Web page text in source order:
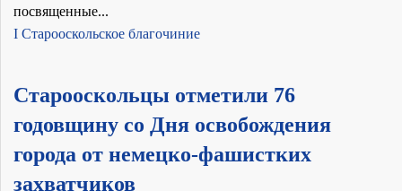
посвященные...
I Старооскольское благочиние
Старооскольцы отметили 76
годовщину со Дня освобождения
города от немецко-фашистких
захватчиков